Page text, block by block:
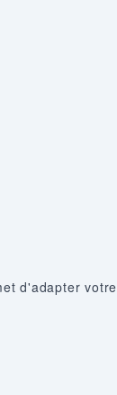
d'adapter votre